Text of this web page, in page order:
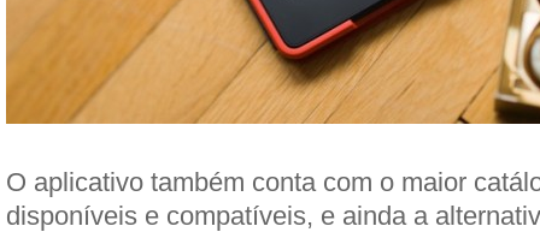
O aplicativo também conta com o maior
disponíveis e compatíveis, e ainda a